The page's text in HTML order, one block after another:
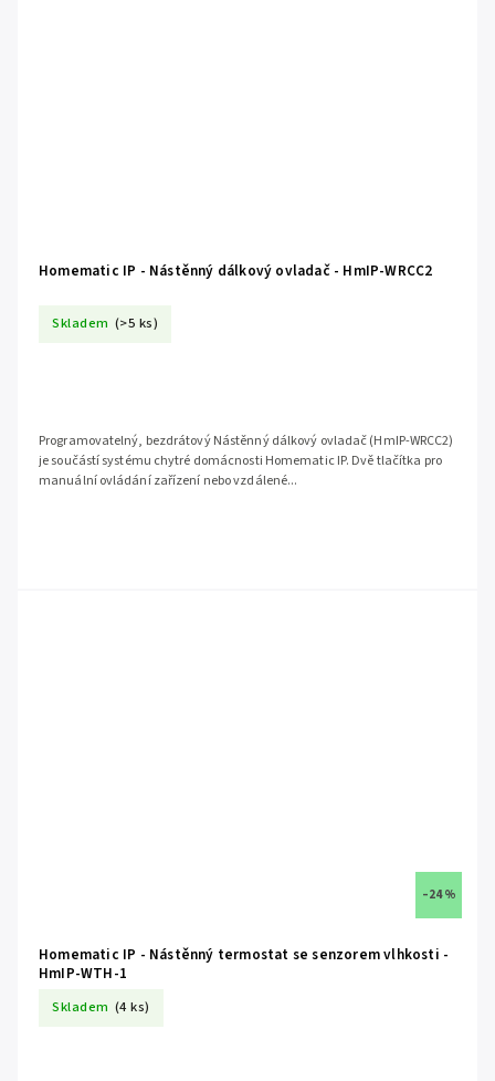
Homematic IP - Nástěnný dálkový ovladač - HmIP-WRCC2
Skladem (>5 ks)
Programovatelný, bezdrátový Nástěnný dálkový ovladač (HmIP-WRCC2)
je součástí systému chytré domácnosti Homematic IP. Dvě tlačítka pro
manuální ovládání zařízení nebo vzdálené...
–24 %
Homematic IP - Nástěnný termostat se senzorem vlhkosti -
HmIP-WTH-1
Skladem (4 ks)